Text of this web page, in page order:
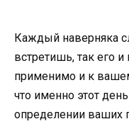
Каждый наверняка
встретишь, так его
применимо и к
что именно этот
определении ваших